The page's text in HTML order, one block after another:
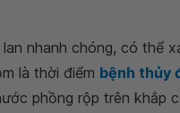
nhanh chóng, có thể
là thời điểm bệnh thủy
phồng rộp trên khắp